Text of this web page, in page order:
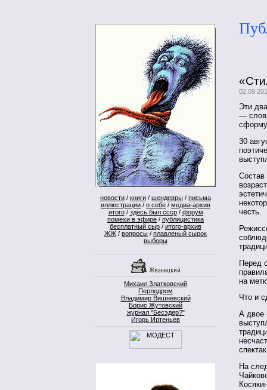
новости / книги / шендевры / письма
иллюстрации / о себе / медиа-архив
итого/ здесь был ссср/ форум
помехи в эфире / публицистика
бесплатный сыр / итого-архив
ЖЖ / вопросы / плавленый сырок
выборы
Михаил Златковский
Перлодром
Владимир Вишневский
Борис Жутовский
журнал "Бесэдер?"
Игорь Иртеньев
Эти
—
30
честь.
Перед
на
Что и
А двое
На